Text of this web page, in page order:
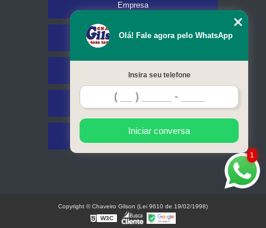
Empresa
Missão
Serviços
Contato
Mapa do site
1
Olá! Fale agora pelo WhatsApp
Insira seu telefone
Iniciar conversa
Copyright © Chaveiro Gilson (Lei 9610 de 19/02/1998)
W3C